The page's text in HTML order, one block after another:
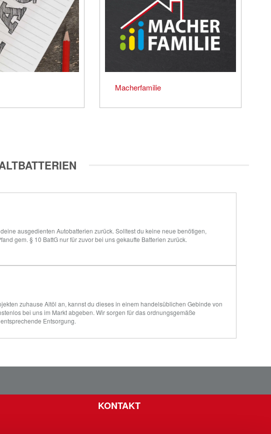
Macherfamilie
ausgedienten Autobatterien zurück. Solltest du keine neue benötigen,
gem. § 10 BattG nur für zuvor bei uns gekaufte Batterien zurück.
zuhause Altöl an, kannst du dieses in einem handelsüblichen Gebinde von
bei uns im Markt abgeben. Wir sorgen für das ordnungsgemäße
Entsorgung.
KONTAKT